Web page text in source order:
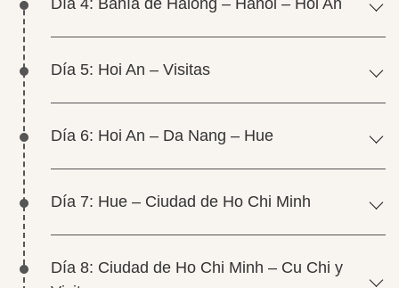
Día 4: Bahía de Halong – Hanoi – Hoi An
Día 5: Hoi An – Visitas
Día 6: Hoi An – Da Nang – Hue
Día 7: Hue – Ciudad de Ho Chi Minh
Día 8: Ciudad de Ho Chi Minh – Cu Chi y